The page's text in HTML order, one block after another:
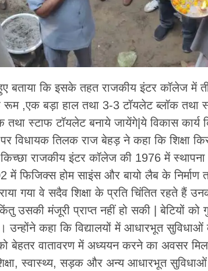
बताया कि इसके तहत राजकीय इंटर कॉलेज में
रूम ,एक बड़ा हाल तथा 3-3 टॉयलेट ब्लॉक
स्टाफ टॉयलेट बनाये जायेंगे|ये विकास कार्य
विधायक तिलक राज बेहड़ ने कहा कि शिक्षा
राजकीय इंटर कॉलेज की 1976 में स्थापना
में फिजिक्स होम साइंस और बायो लैब के निर्माण
गया वे सदैव शिक्षा के प्रति चिंतित रहते हैं
उसकी मंजूरी प्राप्त नहीं हो सकी | बेटियों को
उन्होंने कहा कि विद्यालयों में आधारभूत
बेहतर वातावरण में अध्ययन करने का अवसर
स्वास्थ्य, सड़क और अन्य आधारभूत